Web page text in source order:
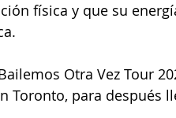
física y que su
Otra Vez Tour
Toronto, para después